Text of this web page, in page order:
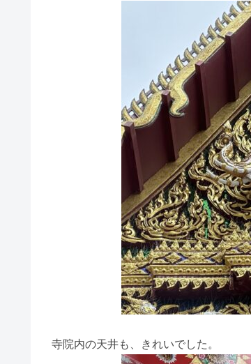
寺院内の天井も、きれいでした。